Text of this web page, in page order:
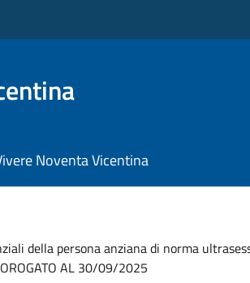
Noventa Vicentina
della persona anziana di norma
AL 30/09/2025